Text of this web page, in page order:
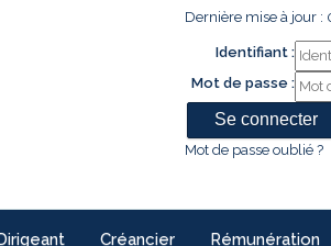
Dernière mise à jour
Identifiant :
Mot de passe :
Mot de passe oublié ?
Créancier Rémunération